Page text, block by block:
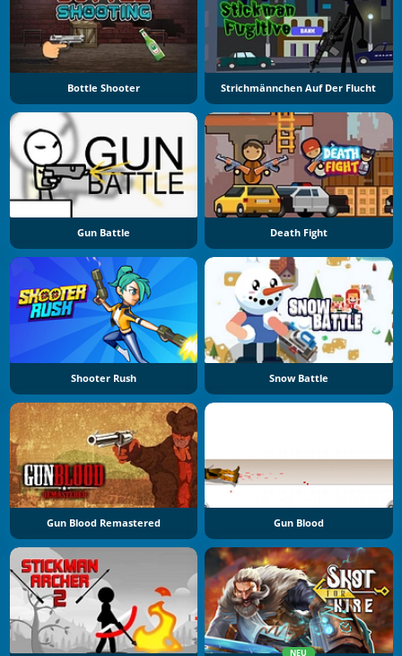
Bottle Shooter Strichmännchen Auf Der Flucht
Gun Battle Death Fight
Shooter Rush Snow Battle
Gun Blood Remastered Gun Blood
NEU